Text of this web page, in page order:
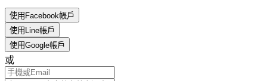
使用Facebook帳戶
使用Line帳戶
使用Google帳戶
或